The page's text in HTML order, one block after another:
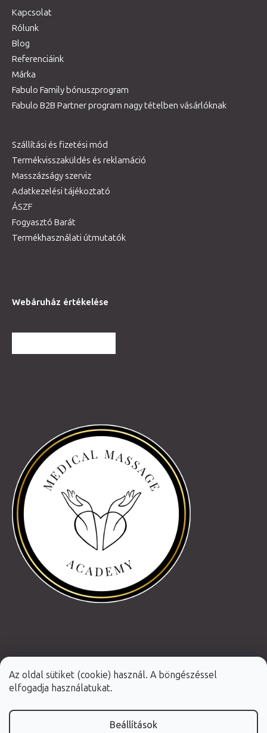
Az oldal sütiket (cookie) használ. A böngészéssel
elfogadja használatukat.
Beállítások
Kapcsolat
Rólunk
Blog
Referenciáink
Márka
Fabulo Family bónuszprogram
Fabulo B2B Partner program nagy tételben vásárlóknak
Szállítási és fizetési mód
Termékvisszaküldés és reklamáció
Masszázságy szerviz
Adatkezelési tájékoztató
ÁSZF
Fogyasztó Barát
Termékhasználati útmutatók
Webáruház értékelése